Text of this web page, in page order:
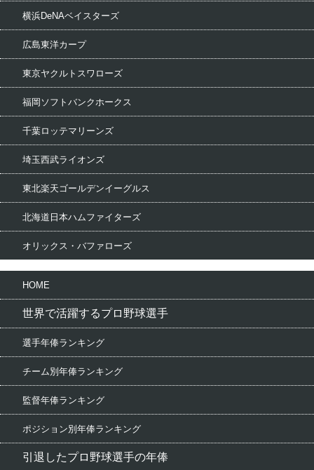
横浜DeNAベイスターズ
広島東洋カープ
東京ヤクルトスワローズ
福岡ソフトバンクホークス
千葉ロッテマリーンズ
埼玉西武ライオンズ
東北楽天ゴールデンイーグルス
北海道日本ハムファイターズ
オリックス・バファローズ
HOME
世界で活躍するプロ野球選手
選手年俸ランキング
チーム別年俸ランキング
監督年俸ランキング
ポジション別年俸ランキング
引退したプロ野球選手の年俸